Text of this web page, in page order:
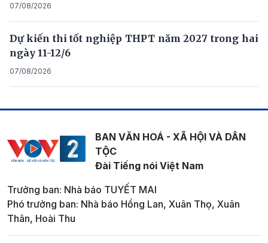
07/08/2026
Dự kiến thi tốt nghiệp THPT năm 2027 trong hai
ngày 11-12/6
07/08/2026
BAN VĂN HOÁ - XÃ HỘI VÀ DÂN
TỘC
Đài Tiếng nói Việt Nam
Trưởng ban: Nhà báo TUYẾT MAI
Phó trưởng ban: Nhà báo Hồng Lan, Xuân Thọ, Xuân
Thân, Hoài Thu